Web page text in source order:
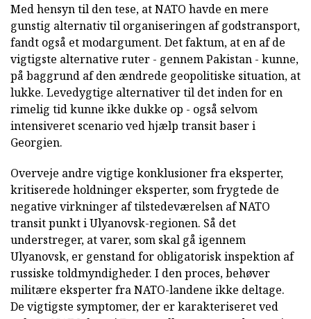
Med hensyn til den tese, at NATO havde en mere
gunstig alternativ til organiseringen af godstransport,
fandt også et modargument. Det faktum, at en af de
vigtigste alternative ruter - gennem Pakistan - kunne,
på baggrund af den ændrede geopolitiske situation, at
lukke. Levedygtige alternativer til det inden for en
rimelig tid kunne ikke dukke op - også selvom
intensiveret scenario ved hjælp transit baser i
Georgien.
Overveje andre vigtige konklusioner fra eksperter,
kritiserede holdninger eksperter, som frygtede de
negative virkninger af tilstedeværelsen af NATO
transit punkt i Ulyanovsk-regionen. Så det
understreger, at varer, som skal gå igennem
Ulyanovsk, er genstand for obligatorisk inspektion af
russiske toldmyndigheder. I den proces, behøver
militære eksperter fra NATO-landene ikke deltage.
De vigtigste symptomer, der er karakteriseret ved